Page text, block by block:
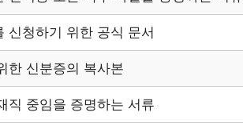
신청하기 위한 공식 문서
한 신분증의 복사본
직 중임을 증명하는 서류